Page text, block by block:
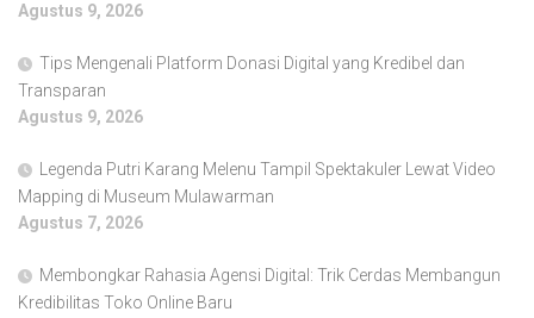
Agustus 9, 2026
Tips Mengenali Platform Donasi Digital yang Kredibel dan
Transparan
Agustus 9, 2026
Legenda Putri Karang Melenu Tampil Spektakuler Lewat Video
Mapping di Museum Mulawarman
Agustus 7, 2026
Membongkar Rahasia Agensi Digital: Trik Cerdas Membangun
Kredibilitas Toko Online Baru